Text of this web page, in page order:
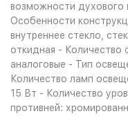
возможности духового
Особенности
внутреннее стекло,
откидная - Количество
аналоговые - Тип
Количество ламп
15 Вт - Количество
противней: